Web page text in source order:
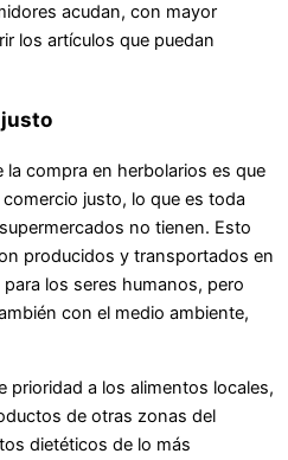
acudan, con mayor
los artículos que puedan
la compra en herbolarios es que
justo, lo que es toda
no tienen. Esto
producidos y transportados en
los seres humanos, pero
con el medio ambiente,
prioridad a los alimentos locales,
de otras zonas del
dietéticos de lo más